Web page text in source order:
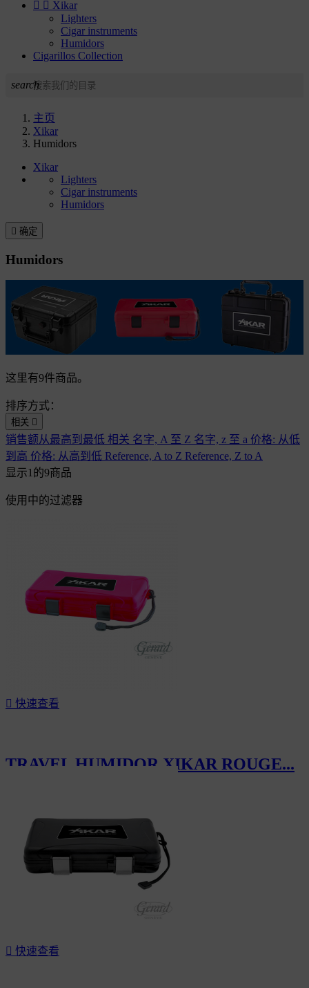
  Xikar
Lighters
Cigar instruments
Humidors
Cigarillos Collection
search
主页
Xikar
Humidors
Xikar
Lighters
Cigar instruments
Humidors
 确定
Humidors
这里有9件商品。
排序方式：
相关 
销售额从最高到最低 相关 名字, A 至 Z 名字, z 至 a 价格: 从低
到高 价格: 从高到低 Reference, A to Z Reference, Z to A
显示1的9商品
使用中的过滤器
 快速查看
TRAVEL HUMIDOR XIKAR ROUGE...
 快速查看